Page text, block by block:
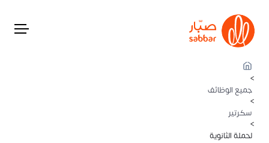
>
جميع الوظائف
>
سكرتير
>
لحملة الثانوية